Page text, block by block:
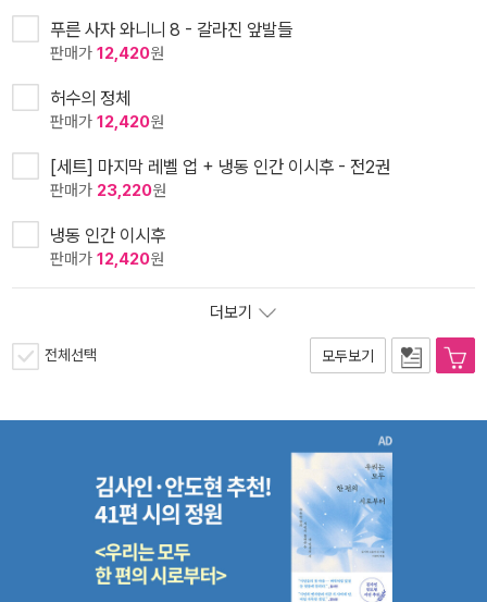
푸른 사자 와니니 8 - 갈라진 앞발들
판매가 12,420원
허수의 정체
판매가 12,420원
[세트] 마지막 레벨 업 + 냉동 인간 이시후 - 전2권
판매가 23,220원
냉동 인간 이시후
판매가 12,420원
더보기
전체선택 모두보기